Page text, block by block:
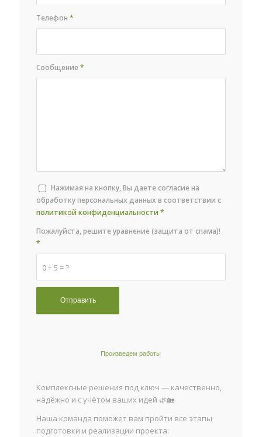
Телефон*
Сообщение*
Нажимая на кнопку, Вы даете согласие на
обработку персональных данных в соответствии с
политикой конфиденциальности *
0 + 5 = ?
Пожалуйста, решите уравнение (защита от спама)!
*
Произведем работы
Комплексные решения под ключ — качественно,
надёжно и с учётом ваших идей 🌿🏡
Наша команда поможет вам пройти все этапы
подготовки и реализации проекта: